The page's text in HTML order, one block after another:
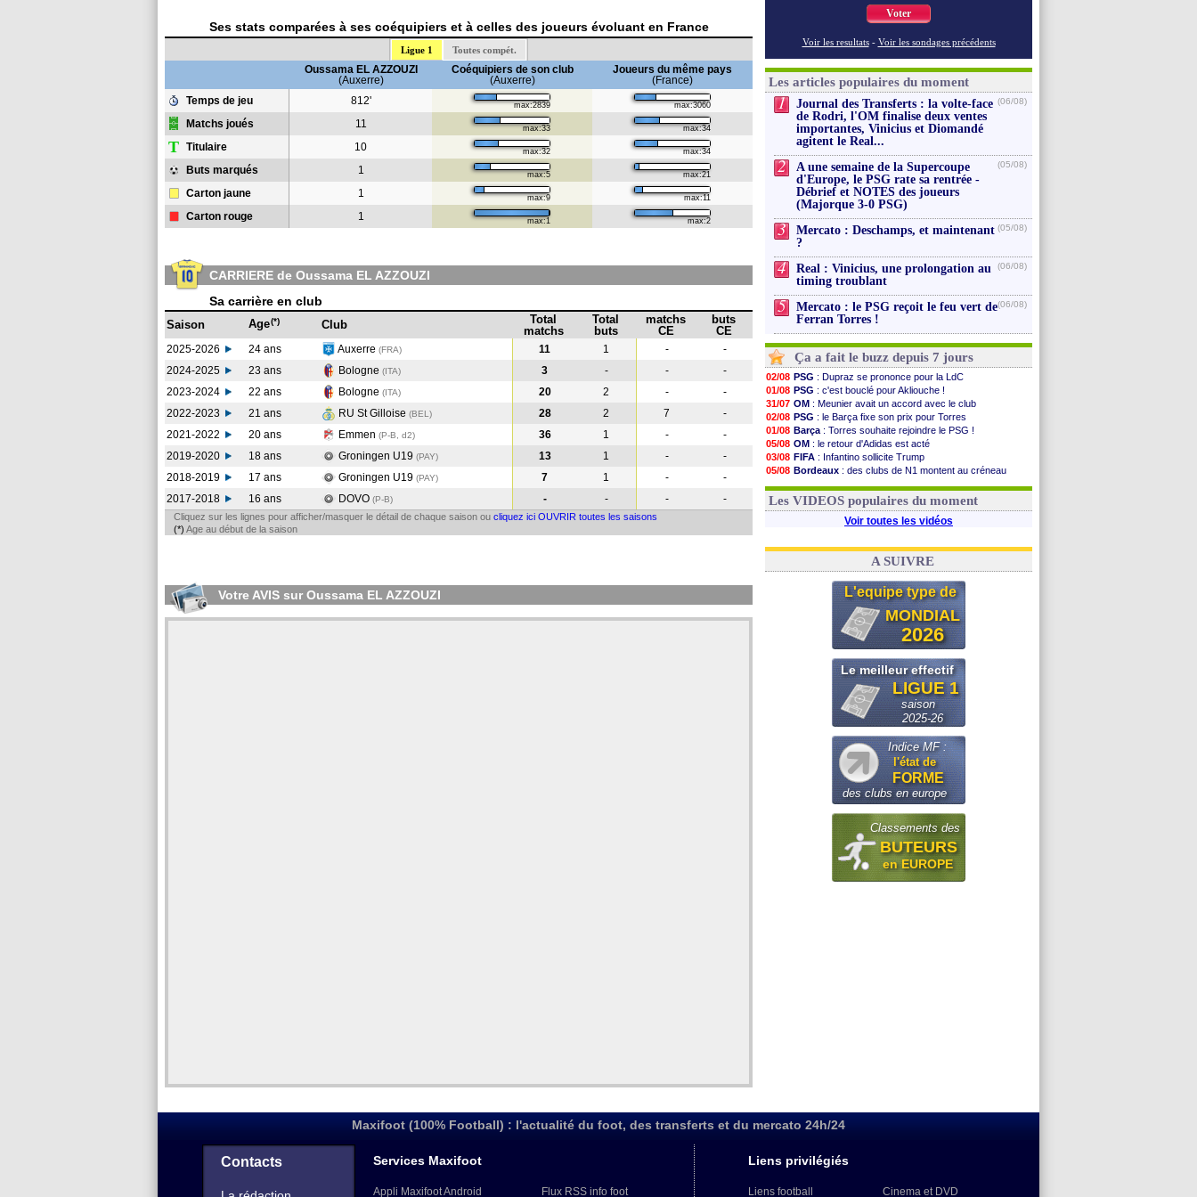
Ses stats comparées à ses coéquipiers et à celles des joueurs évoluant en France
Ligue 1 Toutes compét.
Oussama EL AZZOUZI
(Auxerre)
Coéquipiers de son club
(Auxerre)
Joueurs du même pays
(France)
Temps de jeu
812' max:2839 max:3060
Matchs joués 11 max:33 max:34
T Titulaire 10 max:32 max:34
Buts marqués 1 max:5 max:21
Carton jaune 1 max:9 max:11
Carton rouge 1 max:1 max:2
CARRIERE de Oussama EL AZZOUZI
Sa carrière en club
Saison Age(*) Club
Total
matchs
Total
buts
matchs
CE
buts
CE
2025-2026 24 ans Auxerre (FRA) 11 1 -
-
2024-2025
23 ans Bologne (ITA) 3 - -
-
2023-2024
22 ans Bologne (ITA) 20 2 -
-
2022-2023
21 ans RU St Gilloise (BEL ) 28 2 7
-
2021-2022
20 ans Emmen (P-B, d2) 36 1 -
-
2019-2020
18 ans Groningen U19 (PAY) 13 1 -
-
2018-2019
17 ans Groningen U19 (PAY) 7 1 -
-
2017-2018
16 ans DOVO (P-B) - - - -
Cliquez sur les lignes pour afficher/masquer le détail de chaque saison ou cliquez ici OUVRIR toutes les saisons
(*) Age au début de la saison
Votre AVIS sur Oussama EL AZZOUZI
Voter
Voir les resultats - Voir les sondages précédents
Les articles populaires du moment
1
Journal des Transferts : la volte-face
de Rodri, l'OM finalise deux ventes
importantes, Vinicius et Diomandé
agitent le Real...
(06/08)
2
A une semaine de la Supercoupe
d'Europe, le PSG rate sa rentrée -
Débrief et NOTES des joueurs
(Majorque 3-0 PSG)
(05/08)
3
Mercato : Deschamps, et maintenant
?
(05/08)
4
Real : Vinicius, une prolongation au
timing troublant
(06/08)
5
Mercato : le PSG reçoit le feu vert de
Ferran Torres !
(06/08)
Ça a fait le buzz depuis 7 jours
02/08 PSG : Dupraz se prononce pour la LdC
01/08 PSG : c'est bouclé pour Akliouche !
31/07 OM : Meunier avait un accord avec le club
02/08 PSG : le Barça fixe son prix pour Torres
01/08 Barça : Torres souhaite rejoindre le PSG !
05/08 OM : le retour d'Adidas est acté
03/08 FIFA : Infantino sollicite Trump
05/08 Bordeaux : des clubs de N1 montent au créneau
03/08 Real: le démenti de Leipzig pour Diomandé
Les VIDEOS populaires du moment
Voir toutes les vidéos
A SUIVRE
L'equipe type de
MONDIAL
2026
Le meilleur effectif
LIGUE 1
saison
2025-26
Indice MF :
l'état de
FORME
des clubs en europe
Classements des
BUTEURS
en EUROPE
Maxifoot (100% Football) : l'actualité du foot, des transferts et du mercato 24h/24
Contacts Services Maxifoot
Appli Maxifoot Android Flux RSS info foot
Liens privilégiés
Liens football Cinema et DVD